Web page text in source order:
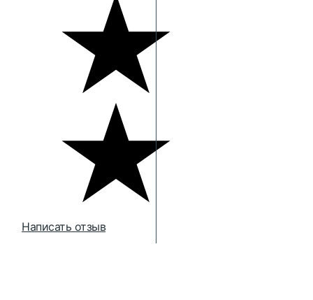
Написать отзыв